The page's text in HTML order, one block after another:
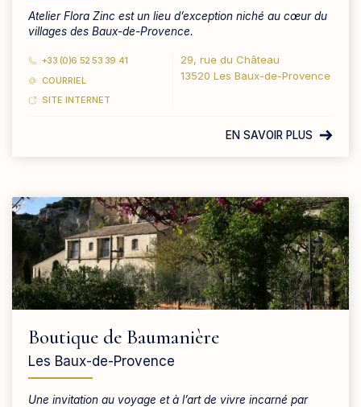
Atelier Flora Zinc est un lieu d’exception niché au cœur du
villages des Baux-de-Provence.
+33 (0)6 52 53 39 41
COURRIEL
SITE INTERNET
29, rue du Château
13520 Les Baux-de-Provence
EN SAVOIR PLUS
Boutique de Baumanière
Les Baux-de-Provence
Une invitation au voyage et à l’art de vivre incarné par